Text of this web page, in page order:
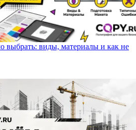
выбрать: виды, материалы и как не